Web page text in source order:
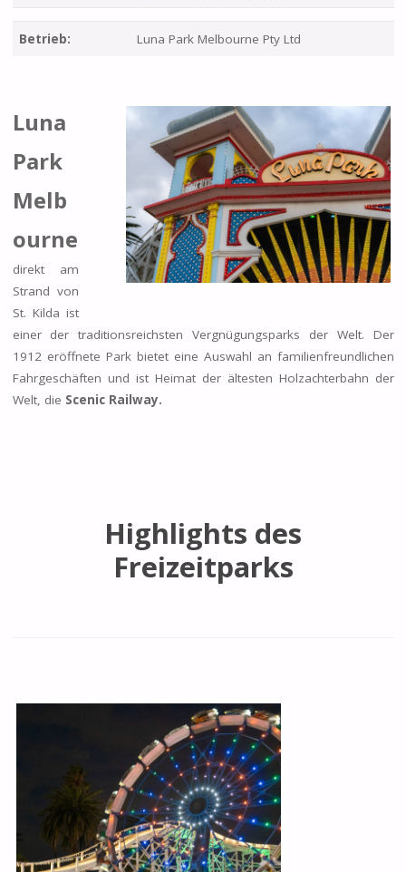
Betrieb: Luna Park Melbourne Pty Ltd
Luna
Park
Melb
ourne
direkt am
Strand von
St. Kilda ist
einer der traditionsreichsten Vergnügungsparks der Welt. Der
1912 eröffnete Park bietet eine Auswahl an familienfreundlichen
Fahrgeschäften und ist Heimat der ältesten Holzachterbahn der
Welt, die Scenic Railway.
Highlights des
Freizeitparks